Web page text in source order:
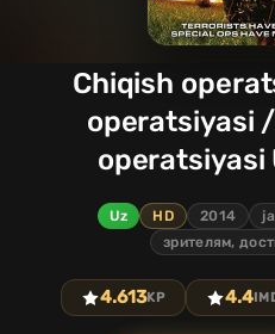
Chiqish
operatsiyasi
operatsiyasi
Uz HD 2014
зрителям,
4.613KP 4.4